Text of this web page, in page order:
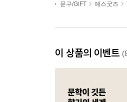
문구/GIFT
예스굿즈
이 상품의 이벤트